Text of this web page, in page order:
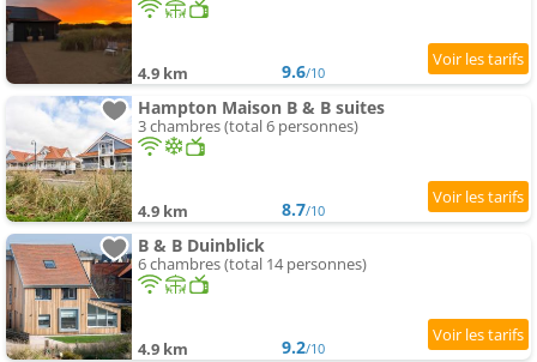
4.9 km 9.6/10
Hampton Maison B & B suites
3 chambres (total 6 personnes)
4.9 km 8.7/10
B & B Duinblick
6 chambres (total 14 personnes)
4.9 km 9.2/10